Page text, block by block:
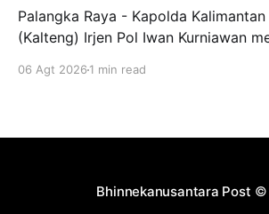
Palangka Raya - Kapolda Kalimantan
(Kalteng) Irjen Pol Iwan Kurniawan
menjadi garda terdepan dalam
Ansor Kalteng di
06 Agt 2026 1 min read
Bhinnekanusantara Post ©